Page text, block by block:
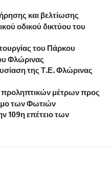
και βελτίωσης
οδικού δικτύου του
του Πάρκου
Φλώρινας
της Τ.Ε. Φλώρινας
μέτρων προς
των Φωτιών
109η επέτειο των